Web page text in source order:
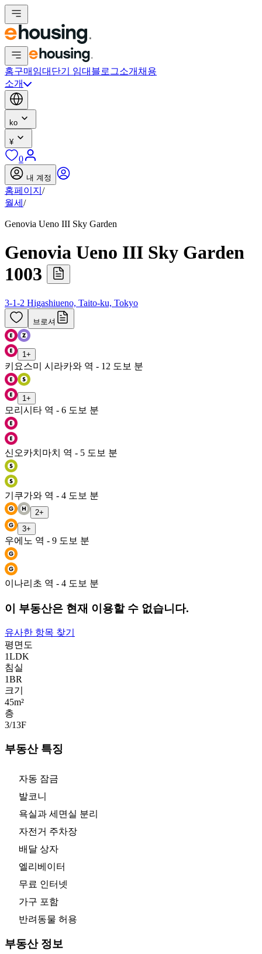
홈구매 임대 단기 임대 블로그소개 채용
소개
ko
¥
0
내 계정
홈페이지 /
월세 /
Genovia Ueno III Sky Garden
Genovia Ueno III Sky Garden
1003
3-1-2 Higashiueno, Taito-ku, Tokyo
브로셔
1 +
키요스미 시라카와 역 - 12 도보 분
1 +
모리시타 역 - 6 도보 분
신오카치마치 역 - 5 도보 분
기쿠가와 역 - 4 도보 분
2+
3+
우에노 역 - 9 도보 분
이나리초 역 - 4 도보 분
이 부동산은 현재 이용할 수 없습니다.
유사한 항목 찾기
평면도
1LDK
침실
1BR
크기
45m²
층
3/13F
부동산 특징
자동 잠금
발코니
욕실과 세면실 분리
자전거 주차장
배달 상자
엘리베이터
무료 인터넷
가구 포함
반려동물 허용
부동산 정보